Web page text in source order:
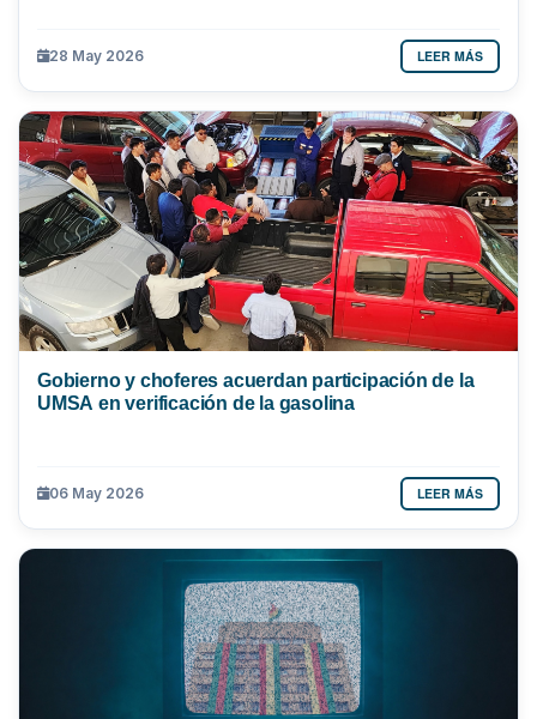
28 May 2026 LEER MÁS
Gobierno y choferes acuerdan participación de la
UMSA en verificación de la gasolina
06 May 2026 LEER MÁS